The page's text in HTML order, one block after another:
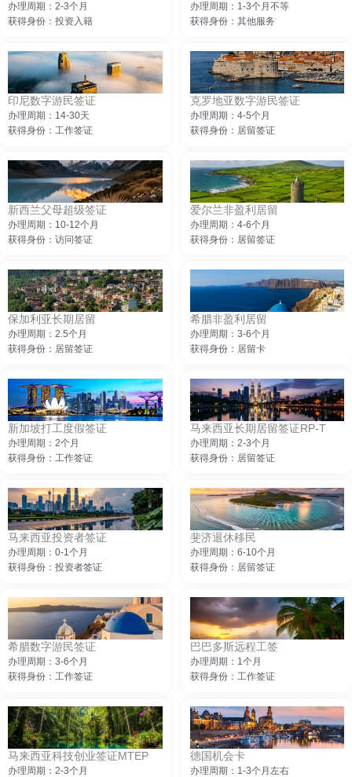
办理周期：2-3个月
获得身份：投资入籍
办理周期：1-3个月不等
获得身份：其他服务
印尼数字游民签证
办理周期：14-30天
获得身份：工作签证
克罗地亚数字游民签证
办理周期：4-5个月
获得身份：居留签证
新西兰父母超级签证
办理周期：10-12个月
获得身份：访问签证
爱尔兰非盈利居留
办理周期：4-6个月
获得身份：居留签证
保加利亚长期居留
办理周期：2.5个月
获得身份：居留签证
希腊非盈利居留
办理周期：3-6个月
获得身份：居留卡
新加坡打工度假签证
办理周期：2个月
获得身份：工作签证
马来西亚长期居留签证RP-T
办理周期：2-3个月
获得身份：居留签证
马来西亚投资者签证
办理周期：0-1个月
获得身份：投资者签证
斐济退休移民
办理周期：6-10个月
获得身份：居留签证
希腊数字游民签证
办理周期：3-6个月
获得身份：工作签证
巴巴多斯远程工签
办理周期：1个月
获得身份：工作签证
马来西亚科技创业签证MTEP
办理周期：2-3个月
德国机会卡
办理周期：1-3个月左右